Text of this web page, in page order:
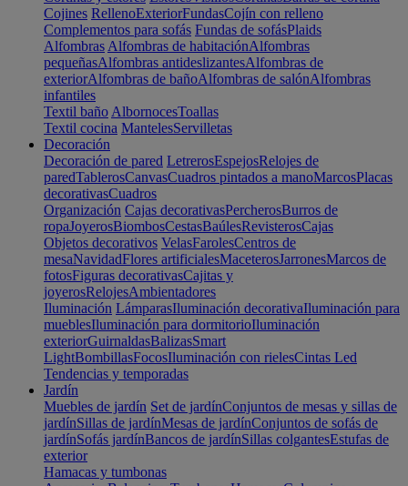
Cojines RellenoExteriorFundasCojín con relleno
Complementos para sofás Fundas de sofásPlaids
Alfombras Alfombras de habitaciónAlfombras
pequeñasAlfombras antideslizantesAlfombras de
exteriorAlfombras de bañoAlfombras de salónAlfombras
infantiles
Textil baño AlbornocesToallas
Textil cocina MantelesServilletas
Decoración
Decoración de pared LetrerosEspejosRelojes de
paredTablerosCanvasCuadros pintados a manoMarcosPlacas
decorativasCuadros
Organización Cajas decorativasPercherosBurros de
ropaJoyerosBiombosCestasBaúlesRevisterosCajas
Objetos decorativos VelasFarolesCentros de
mesaNavidadFlores artificialesMaceterosJarronesMarcos de
fotosFiguras decorativasCajitas y
joyerosRelojesAmbientadores
Iluminación LámparasIluminación decorativaIluminación para
mueblesIluminación para dormitorioIluminación
exteriorGuirnaldasBalizasSmart
LightBombillasFocosIluminación con rielesCintas Led
Tendencias y temporadas
Jardín
Muebles de jardín Set de jardínConjuntos de mesas y sillas de
jardínSillas de jardínMesas de jardínConjuntos de sofás de
jardínSofás jardínBancos de jardínSillas colgantesEstufas de
exterior
Hamacas y tumbonas